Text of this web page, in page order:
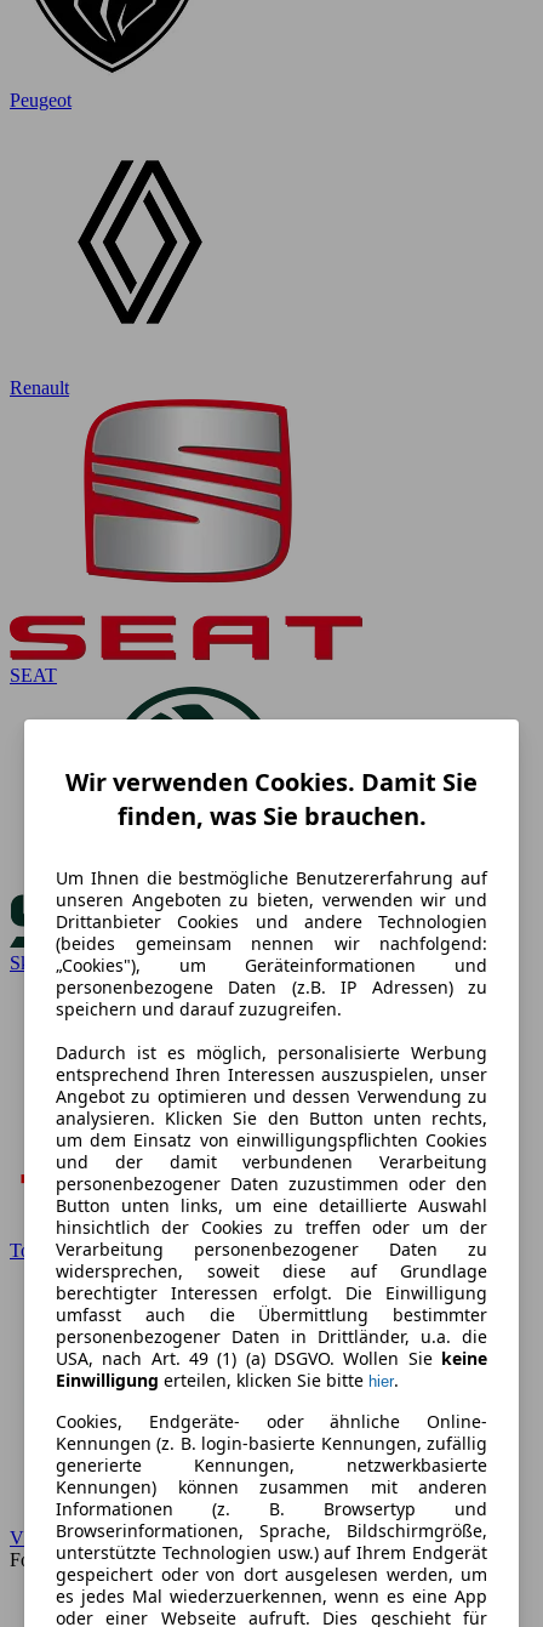
Peugeot
Renault
SEAT
Skoda
Toyota
VW
Forum
Wir verwenden Cookies. Damit Sie
finden, was Sie brauchen.
Um Ihnen die bestmögliche Benutzererfahrung auf
unseren Angeboten zu bieten, verwenden wir und
Drittanbieter Cookies und andere Technologien
(beides gemeinsam nennen wir nachfolgend:
„Cookies"), um Geräteinformationen und
personenbezogene Daten (z.B. IP Adressen) zu
speichern und darauf zuzugreifen.
Dadurch ist es möglich, personalisierte Werbung
entsprechend Ihren Interessen auszuspielen, unser
Angebot zu optimieren und dessen Verwendung zu
analysieren. Klicken Sie den Button unten rechts,
um dem Einsatz von einwilligungspflichten Cookies
und der damit verbundenen Verarbeitung
personenbezogener Daten zuzustimmen oder den
Button unten links, um eine detaillierte Auswahl
hinsichtlich der Cookies zu treffen oder um der
Verarbeitung personenbezogener Daten zu
widersprechen, soweit diese auf Grundlage
berechtigter Interessen erfolgt. Die Einwilligung
umfasst auch die Übermittlung bestimmter
personenbezogener Daten in Drittländer, u.a. die
USA, nach Art. 49 (1) (a) DSGVO. Wollen Sie keine
Einwilligung erteilen, klicken Sie bitte hier.
Cookies, Endgeräte- oder ähnliche Online-
Kennungen (z. B. login-basierte Kennungen, zufällig
generierte Kennungen, netzwerkbasierte
Kennungen) können zusammen mit anderen
Informationen (z. B. Browsertyp und
Browserinformationen, Sprache, Bildschirmgröße,
unterstützte Technologien usw.) auf Ihrem Endgerät
gespeichert oder von dort ausgelesen werden, um
es jedes Mal wiederzuerkennen, wenn es eine App
oder einer Webseite aufruft. Dies geschieht für